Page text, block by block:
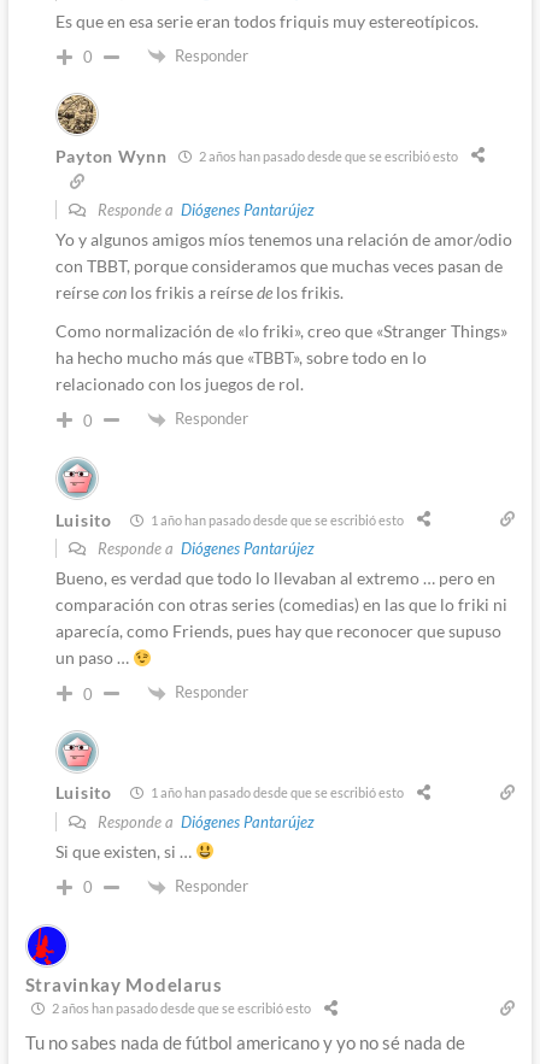
Es que en esa serie eran todos friquis muy estereotípicos.
0 Responder
Payton Wynn 2 años han pasado desde que se escribió esto
Responde a Diógenes Pantarújez
Yo y algunos amigos míos tenemos una relación de amor/odio
con TBBT, porque consideramos que muchas veces pasan de
reírseconlos frikis a reírsedelos frikis.
Como normalización de «lo friki», creo que «Stranger Things»
ha hecho mucho más que «TBBT», sobre todo en lo
relacionado con los juegos de rol.
0 Responder
Luisito 1 año han pasado desde que se escribió esto
Responde a Diógenes Pantarújez
Bueno, es verdad que todo lo llevaban al extremo … pero en
comparación con otras series (comedias) en las que lo friki ni
aparecía, como Friends, pues hay que reconocer que supuso
un paso …
0 Responder
Luisito 1 año han pasado desde que se escribió esto
Responde a Diógenes Pantarújez
Si que existen, si …
0 Responder
Stravinkay Modelarus
2 años han pasado desde que se escribió esto
Tu no sabes nada de fútbol americano y yo no sé nada de